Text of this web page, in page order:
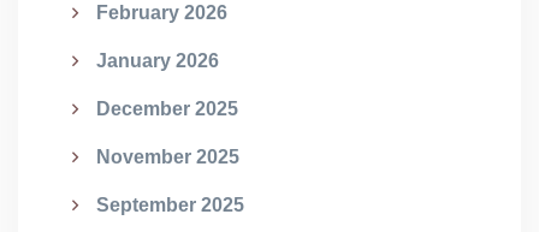
February 2026
January 2026
December 2025
November 2025
September 2025